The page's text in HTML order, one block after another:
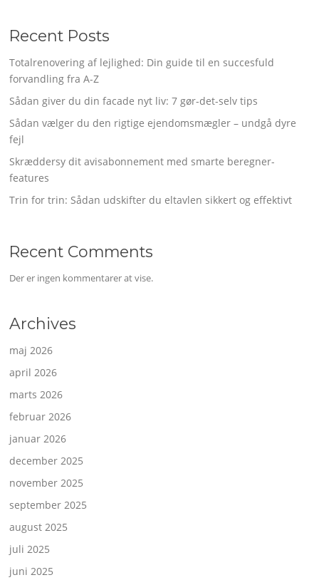
Recent Posts
Totalrenovering af lejlighed: Din guide til en succesfuld
forvandling fra A-Z
Sådan giver du din facade nyt liv: 7 gør-det-selv tips
Sådan vælger du den rigtige ejendomsmægler – undgå dyre
fejl
Skræddersy dit avisabonnement med smarte beregner-
features
Trin for trin: Sådan udskifter du eltavlen sikkert og effektivt
Recent Comments
Der er ingen kommentarer at vise.
Archives
maj 2026
april 2026
marts 2026
februar 2026
januar 2026
december 2025
november 2025
september 2025
august 2025
juli 2025
juni 2025